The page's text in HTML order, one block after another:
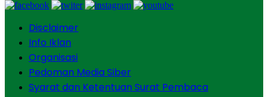
Disclaimer
Info Iklan
Organisasi
Pedoman Media Siber
Syarat dan Ketentuan Surat Pembaca